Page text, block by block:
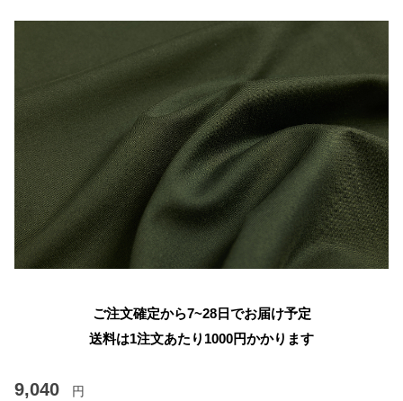
ご注文確定から7~28日でお届け予定
送料は1注文あたり 1000円かかります
9,040 円